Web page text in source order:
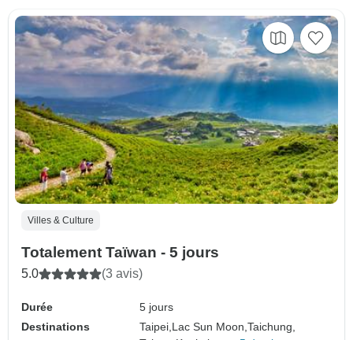
Villes & Culture
Totalement Taïwan - 5 jours
5.0 (3 avis)
Durée
5 jours
Destinations
Taipei,Lac Sun Moon,Taichung,